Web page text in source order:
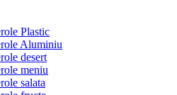
Plastic
Aluminiu
desert
meniu
salata